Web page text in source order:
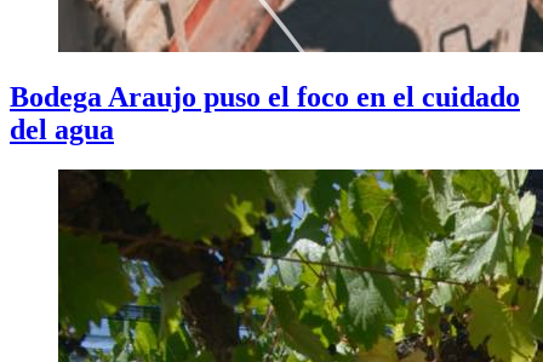
Bodega Araujo puso el foco en el cuidado
del agua